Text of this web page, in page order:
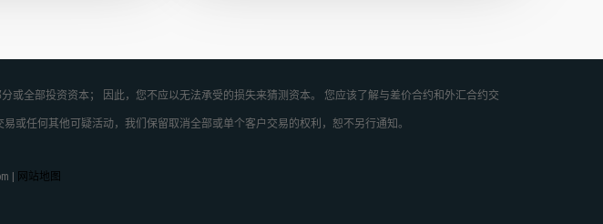
全部投资资本； 因此，您不应以无法承受的损失来猜测资本。 您应该了解与差价合约和外汇合约交
或任何其他可疑活动，我们保留取消全部或单个客户交易的权利，恕不另行通知。
| 网站地图